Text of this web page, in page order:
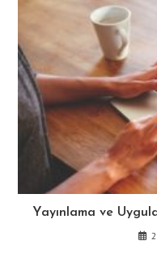
Yayınlama ve